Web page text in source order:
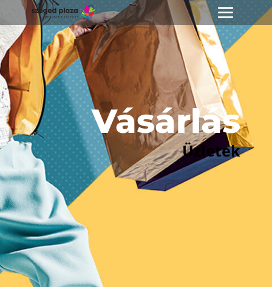
Vásárlás
Üzletek